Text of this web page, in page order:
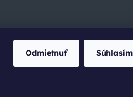
Odmietnuť Súhlasím